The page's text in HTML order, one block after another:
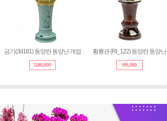
금기(3d181) 동양란 동양난 개업
\180,000
황룡관 (RI_122) 동양란 동양난
\99,000